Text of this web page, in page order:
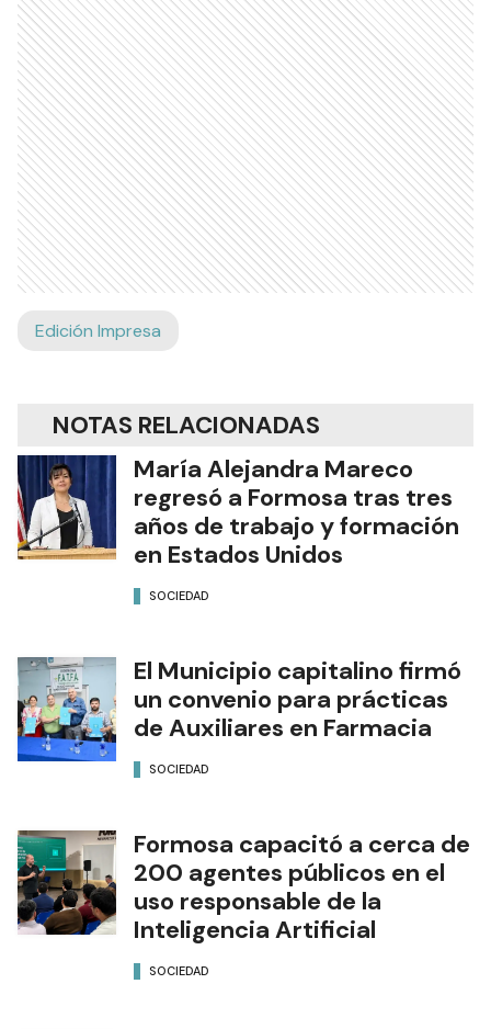
Edición Impresa
NOTAS RELACIONADAS
María Alejandra Mareco
regresó a Formosa tras tres
años de trabajo y formación
en Estados Unidos
SOCIEDAD
El Municipio capitalino firmó
un convenio para prácticas
de Auxiliares en Farmacia
SOCIEDAD
Formosa capacitó a cerca de
200 agentes públicos en el
uso responsable de la
Inteligencia Artificial
SOCIEDAD